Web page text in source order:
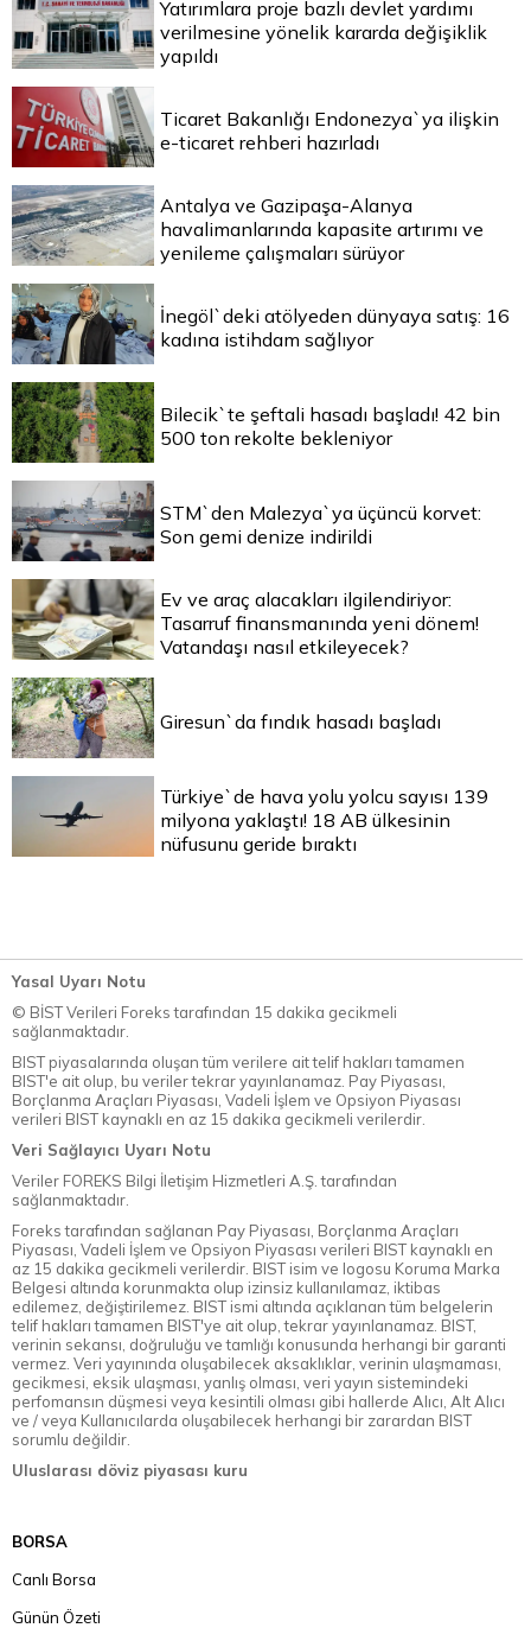
Yatırımlara proje bazlı devlet yardımı
verilmesine yönelik kararda değişiklik
yapıldı
Ticaret Bakanlığı Endonezya`ya ilişkin
e-ticaret rehberi hazırladı
Antalya ve Gazipaşa-Alanya
havalimanlarında kapasite artırımı ve
yenileme çalışmaları sürüyor
İnegöl`deki atölyeden dünyaya satış: 16
kadına istihdam sağlıyor
Bilecik`te şeftali hasadı başladı! 42 bin
500 ton rekolte bekleniyor
STM`den Malezya`ya üçüncü korvet:
Son gemi denize indirildi
Ev ve araç alacakları ilgilendiriyor:
Tasarruf finansmanında yeni dönem!
Vatandaşı nasıl etkileyecek?
Giresun`da fındık hasadı başladı
Türkiye`de hava yolu yolcu sayısı 139
milyona yaklaştı! 18 AB ülkesinin
nüfusunu geride bıraktı
Yasal Uyarı Notu
© BİST Verileri Foreks tarafından 15 dakika gecikmeli
sağlanmaktadır.
BIST piyasalarında oluşan tüm verilere ait telif hakları tamamen
BIST'e ait olup, bu veriler tekrar yayınlanamaz. Pay Piyasası,
Borçlanma Araçları Piyasası, Vadeli İşlem ve Opsiyon Piyasası
verileri BIST kaynaklı en az 15 dakika gecikmeli verilerdir.
Veri Sağlayıcı Uyarı Notu
Veriler FOREKS Bilgi İletişim Hizmetleri A.Ş. tarafından
sağlanmaktadır.
Foreks tarafından sağlanan Pay Piyasası, Borçlanma Araçları
Piyasası, Vadeli İşlem ve Opsiyon Piyasası verileri BIST kaynaklı en
az 15 dakika gecikmeli verilerdir. BIST isim ve logosu Koruma Marka
Belgesi altında korunmakta olup izinsiz kullanılamaz, iktibas
edilemez, değiştirilemez. BIST ismi altında açıklanan tüm belgelerin
telif hakları tamamen BIST'ye ait olup, tekrar yayınlanamaz. BIST,
verinin sekansı, doğruluğu ve tamlığı konusunda herhangi bir garanti
vermez. Veri yayınında oluşabilecek aksaklıklar, verinin ulaşmaması,
gecikmesi, eksik ulaşması, yanlış olması, veri yayın sistemindeki
perfomansın düşmesi veya kesintili olması gibi hallerde Alıcı, Alt Alıcı
ve / veya Kullanıcılarda oluşabilecek herhangi bir zarardan BIST
sorumlu değildir.
Uluslarası döviz piyasası kuru
BORSA
Canlı Borsa
Günün Özeti